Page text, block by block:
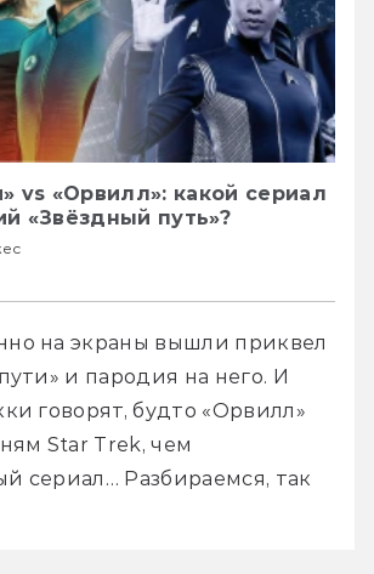
vs «Орвилл»: какой сериал
«Звёздный путь»?
на экраны вышли приквел
и пародия на него. И
говорят, будто «Орвилл»
Star Trek, чем
сериал… Разбираемся, так